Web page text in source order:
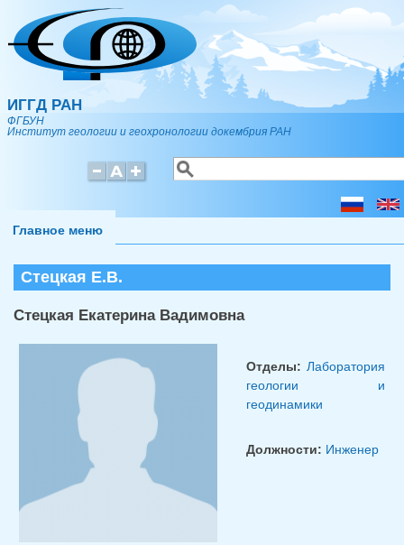
Перейти к основному содержанию
ИГГД РАН
ФГБУН
Институт геологии и геохронологии докембрия РАН
Форма поиска
Поиск
Главное меню
Стецкая Е.В.
Стецкая Екатерина Вадимовна
Отделы: Лаборатория
геологии и
геодинамики
Должности: Инженер